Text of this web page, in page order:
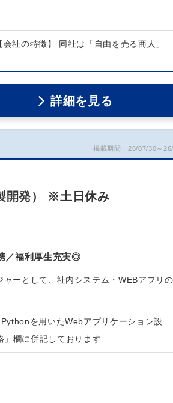
社の特徴】 同社は「自由を売る商人」
詳細を見る
掲載期間：26/07/30～
開発） ※土日休み
／福利厚生充実◎
ャーとして、社内システム・WEBアプリの
を用いたWebアプリケーション設…
欄に併記しております